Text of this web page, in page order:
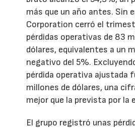
más que un año antes. Sin
Corporation cerró el
pérdidas operativas de 83
dólares, equivalentes a un
negativo del 5%.
pérdida operativa ajustada
millones de dólares, una
mejor que la prevista por la
El grupo registró unas